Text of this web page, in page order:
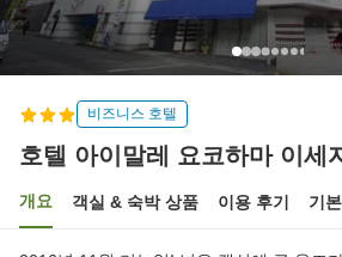
비즈니스 호텔
호텔 아이말레 요코하마 이세
개요 객실 & 숙박 상품 이용 후기 기